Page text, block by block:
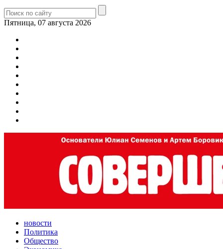
Пятница, 07 августа 2026
новости
Политика
Общество